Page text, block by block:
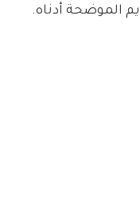
الموضحة أدناه.